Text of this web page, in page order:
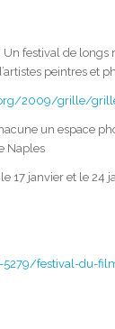
festival de
peintres et
2009/grille/
un espace
Naples
17 janvier et le
festival-du-